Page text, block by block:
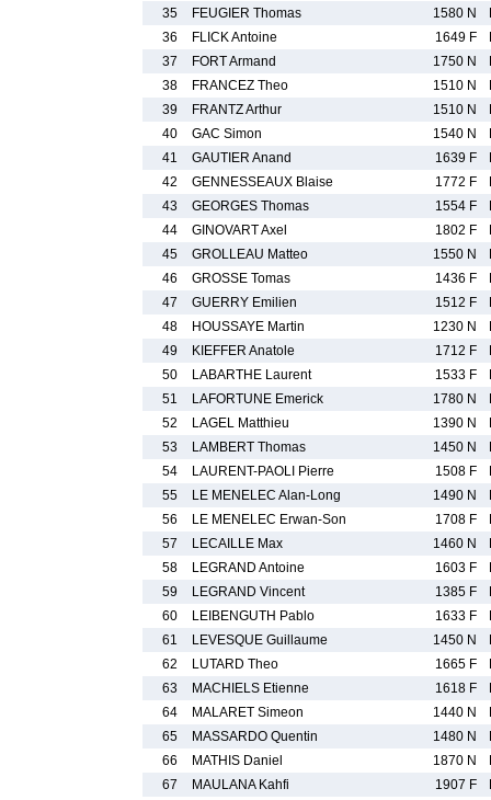
35
FEUGIER Thomas 1580 N
36
FLICK Antoine 1649 F
37
FORT Armand 1750 N
38
FRANCEZ Theo 1510 N
39
FRANTZ Arthur 1510 N
40
GAC Simon 1540 N
41
GAUTIER Anand 1639 F
42
GENNESSEAUX Blaise 1772 F
43
GEORGES Thomas 1554 F
44
GINOVART Axel 1802 F
45
GROLLEAU Matteo 1550 N
46
GROSSE Tomas 1436 F
47
GUERRY Emilien 1512 F
48
HOUSSAYE Martin 1230 N
49
KIEFFER Anatole 1712 F
50
LABARTHE Laurent 1533 F
51
LAFORTUNE Emerick 1780 N
52
LAGEL Matthieu 1390 N
53
LAMBERT Thomas 1450 N
54
LAURENT-PAOLI Pierre 1508 F
55
LE MENELEC Alan-Long 1490 N
56
LE MENELEC Erwan-Son 1708 F
57
LECAILLE Max 1460 N
58
LEGRAND Antoine 1603 F
59
LEGRAND Vincent 1385 F
60
LEIBENGUTH Pablo 1633 F
61
LEVESQUE Guillaume 1450 N
62
LUTARD Theo 1665 F
63
MACHIELS Etienne 1618 F
64
MALARET Simeon 1440 N
65
MASSARDO Quentin 1480 N
66
MATHIS Daniel 1870 N
67
MAULANA Kahfi 1907 F